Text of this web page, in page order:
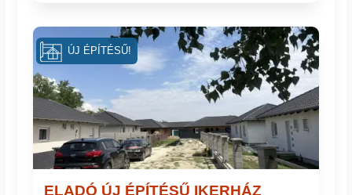
ELADÓ ÚJ ÉPÍTÉSŰ IKERHÁZ
ÚJ ÉPÍTÉSŰ!